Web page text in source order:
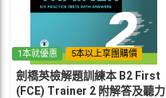
1本就優惠 5本以上享團購價
劍橋英檢解題訓練本 B2 First
(FCE) Trainer 2 附解答及聽力